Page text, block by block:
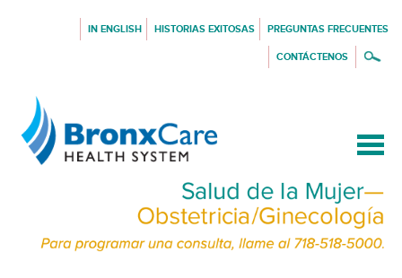
{$siteConfig.siteName}
IN ENGLISH HISTORIAS EXITOSAS PREGUNTAS FRECUENTES
CONTÁCTENOS